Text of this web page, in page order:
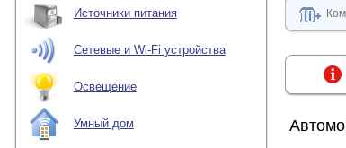
Источники питания
Сетевые и Wi-Fi устройства
Освещение
Умный дом